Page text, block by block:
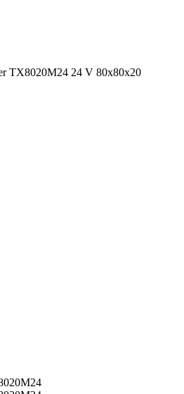
TX8020M24 24 V 80x80x20